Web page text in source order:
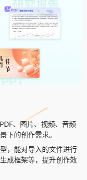
、图片、视频、音频
下的创作需求。
，能对导入的文件进行
成框架等，提升创作效